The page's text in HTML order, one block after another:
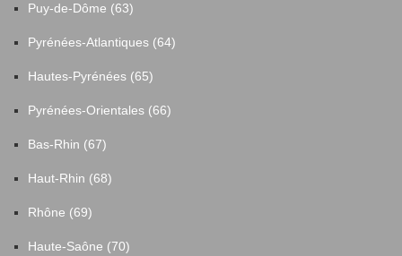
Puy-de-Dôme (63)
Pyrénées-Atlantiques (64)
Hautes-Pyrénées (65)
Pyrénées-Orientales (66)
Bas-Rhin (67)
Haut-Rhin (68)
Rhône (69)
Haute-Saône (70)